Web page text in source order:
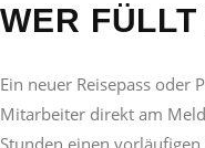
WER
Ein neuer Reisepass
Mitarbeiter direkt am
Stunden einen vorläufigen